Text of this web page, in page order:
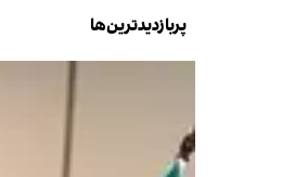
پربازدیدترین‌ها